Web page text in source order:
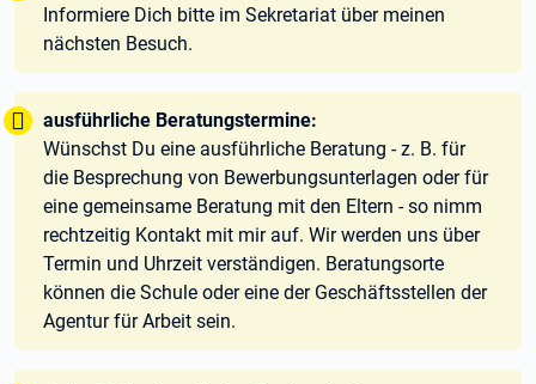
Informiere Dich bitte im Sekretariat über meinen
nächsten Besuch.
Tipp:
ausführliche Beratungstermine:
Wünschst Du eine ausführliche Beratung - z. B. für
die Besprechung von Bewerbungsunterlagen oder für
eine gemeinsame Beratung mit den Eltern - so nimm
rechtzeitig Kontakt mit mir auf. Wir werden uns über
Termin und Uhrzeit verständigen. Beratungsorte
können die Schule oder eine der Geschäftsstellen der
Agentur für Arbeit sein.